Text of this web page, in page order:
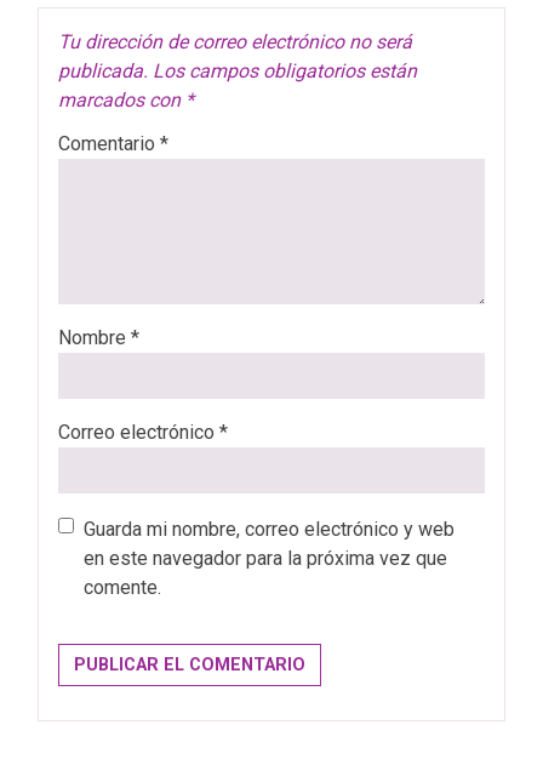
Tu dirección de correo electrónico no será
publicada. Los campos obligatorios están
marcados con *
Comentario *
Nombre *
Correo electrónico *
Guarda mi nombre, correo electrónico y web
en este navegador para la próxima vez que
comente.